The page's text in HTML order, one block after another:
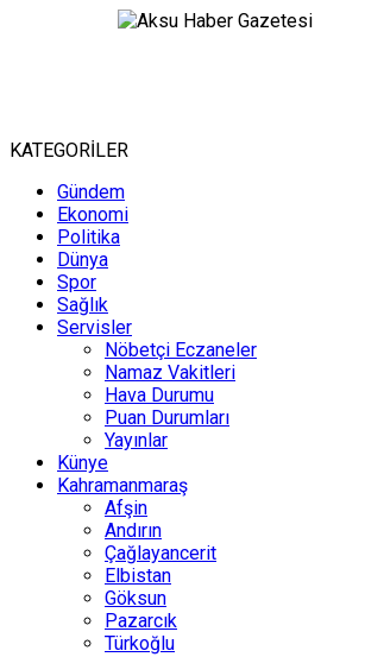
KATEGORİLER
Gündem
Ekonomi
Politika
Dünya
Spor
Sağlık
Servisler
Nöbetçi Eczaneler
Namaz Vakitleri
Hava Durumu
Puan Durumları
Yayınlar
Künye
Kahramanmaraş
Afşin
Andırın
Çağlayancerit
Elbistan
Göksun
Pazarcık
Türkoğlu